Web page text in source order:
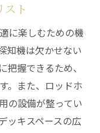
ト
に楽しむための機
知機は欠かせない
握できるため、
。また、ロッドホ
の設備が整ってい
ッキスペースの広